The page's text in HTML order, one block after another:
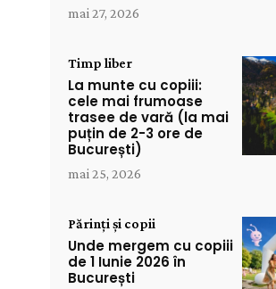
mai 27, 2026
Timp liber
La munte cu copiii:
cele mai frumoase
trasee de vară (la mai
puțin de 2-3 ore de
București)
mai 25, 2026
Părinți și copii
Unde mergem cu copiii
de 1 Iunie 2026 în
București